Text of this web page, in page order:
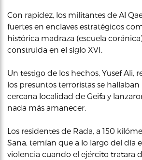
Con rapidez, los militantes de Al
fuertes en enclaves estratégicos
histórica madraza (escuela
construida en el siglo XVI.
Un testigo de los hechos, Yusef Ali,
los presuntos terroristas se
cercana localidad de Geifa y
nada más amanecer.
Los residentes de Rada, a 150
Sana, temían que a lo largo del día
violencia cuando el ejército tratara